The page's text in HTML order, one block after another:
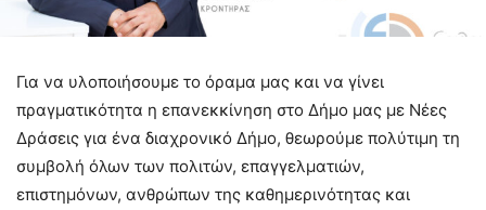
Για να υλοποιήσουμε το όραμα μας και να γίνει
πραγματικότητα η επανεκκίνηση στο Δήμο μας με Νέες
Δράσεις για ένα διαχρονικό Δήμο, θεωρούμε πολύτιμη τη
συμβολή όλων των πολιτών, επαγγελματιών,
επιστημόνων, ανθρώπων της καθημερινότητας και